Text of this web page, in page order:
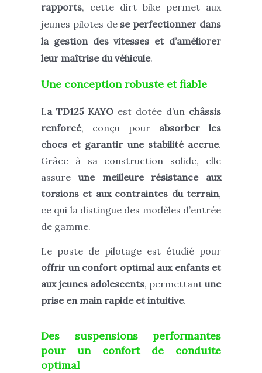
rapports, cette dirt bike permet aux
jeunes pilotes de se perfectionner dans
la gestion des vitesses et d’améliorer
leur maîtrise du véhicule.
Une conception robuste et fiable
La TD125 KAYO est dotée d’un châssis
renforcé, conçu pour absorber les
chocs et garantir une stabilité accrue.
Grâce à sa construction solide, elle
assure une meilleure résistance aux
torsions et aux contraintes du terrain,
ce qui la distingue des modèles d’entrée
de gamme.
Le poste de pilotage est étudié pour
offrir un confort optimal aux enfants et
aux jeunes adolescents, permettant une
prise en main rapide et intuitive.
Des suspensions performantes
pour un confort de conduite
optimal